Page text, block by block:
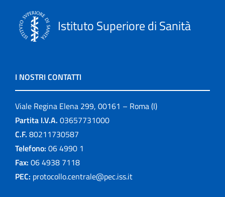
Istituto Superiore di Sanità
I NOSTRI CONTATTI
Viale Regina Elena 299, 00161 – Roma (I)
Partita I.V.A. 03657731000
C.F. 80211730587
Telefono: 06 4990 1
Fax: 06 4938 7118
PEC: protocollo.centrale@pec.iss.it